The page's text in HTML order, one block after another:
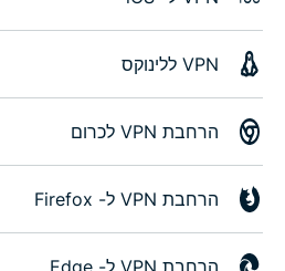
VPN ללינוקס
הרחבת VPN לכרום
הרחבת VPN ל- Firefox